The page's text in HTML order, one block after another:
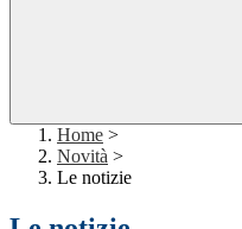
Home >
Novità >
Le notizie